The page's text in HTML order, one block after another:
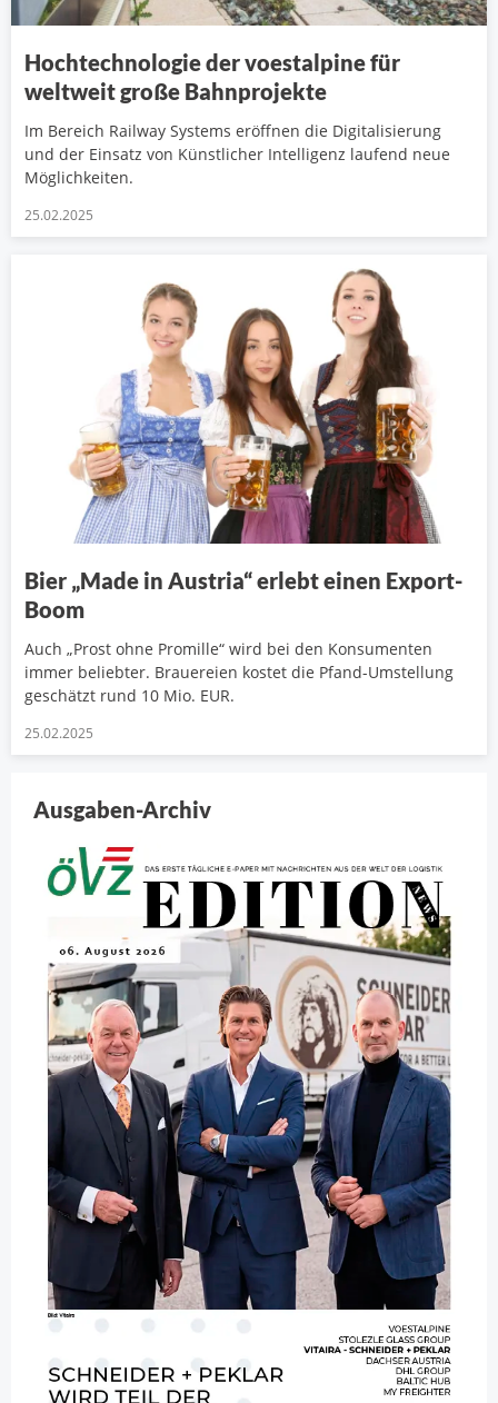
Hochtechnologie der voestalpine für
weltweit große Bahnprojekte
Im Bereich Railway Systems eröffnen die Digitalisierung
und der Einsatz von Künstlicher Intelligenz laufend neue
Möglichkeiten.
25.02.2025
Bier „Made in Austria“ erlebt einen Export-
Boom
Auch „Prost ohne Promille“ wird bei den Konsumenten
immer beliebter. Brauereien kostet die Pfand-Umstellung
geschätzt rund 10 Mio. EUR.
25.02.2025
Ausgaben-Archiv